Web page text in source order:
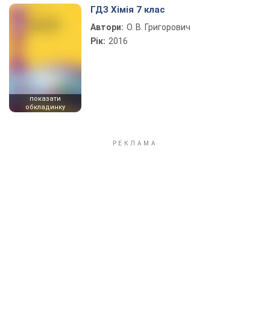
Play Video
показати
обкладинку
ГДЗ Хімія 7 клас
Автори: О. В. Григорович
Рік: 2016